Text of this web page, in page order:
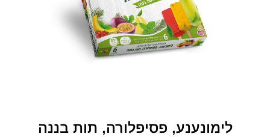
לימונענע, פסיפלורה, תות בננה